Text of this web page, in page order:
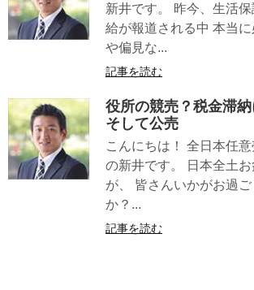
新井です。 昨今、生活
給が報道される中 本当
や偏見な...
記事を読む
役所の競売？税金滞納
そして公売
こんにちは！ 全日本任
の新井です。 日本全土
が、 皆さんいかがお過ご
か？...
記事を読む